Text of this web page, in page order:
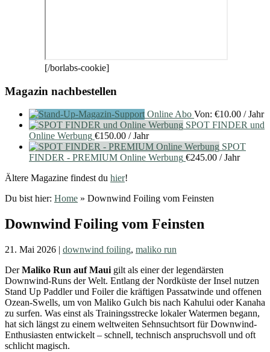
[/borlabs-cookie]
Magazin nachbestellen
Online Abo Von: €10.00 / Jahr
SPOT FINDER und
Online Werbung €150.00 / Jahr
SPOT
FINDER - PREMIUM Online Werbung €245.00 / Jahr
Ältere Magazine findest du hier!
Du bist hier: Home » Downwind Foiling vom Feinsten
Downwind Foiling vom Feinsten
21. Mai 2026 | downwind foiling, maliko run
DerMaliko Run auf Maui gilt als einer der legendärsten
Downwind-Runs der Welt. Entlang der Nordküste der Insel nutzen
Stand Up Paddler und Foiler die kräftigen Passatwinde und offenen
Ozean-Swells, um von Maliko Gulch bis nach Kahului oder Kanaha
zu surfen. Was einst als Trainingsstrecke lokaler Watermen begann,
hat sich längst zu einem weltweiten Sehnsuchtsort für Downwind-
Enthusiasten entwickelt – schnell, technisch anspruchsvoll und oft
schlicht magisch.